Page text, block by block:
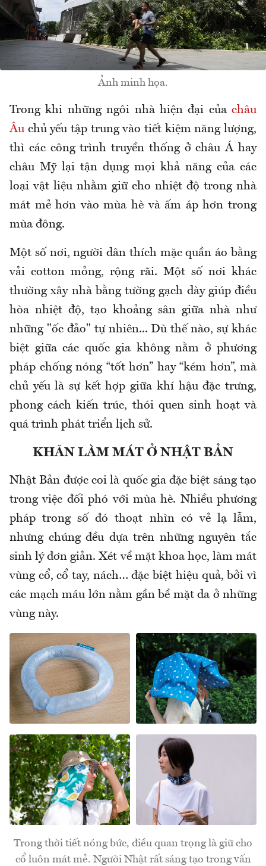
Ảnh minh họa.
Trong khi những ngôi nhà hiện đại của châu
Âu chủ yếu tập trung vào tiết kiệm năng lượng,
thì các công trình truyền thống ở châu Á hay
châu Mỹ lại tận dụng mọi khả năng của các
loại vật liệu nhằm giữ cho nhiệt độ trong nhà
mát mẻ hơn vào mùa hè và ấm áp hơn trong
mùa đông.
Một số nơi, người dân thích mặc quần áo bằng
vải cotton mỏng, rộng rãi. Một số nơi khác
thường xây nhà bằng tường gạch dày giúp điều
hòa nhiệt độ, tạo khoảng sân giữa nhà như
những "ốc đảo" tự nhiên... Dù thế nào, sự khác
biệt giữa các quốc gia không nằm ở phương
pháp chống nóng “tốt hơn” hay “kém hơn”, mà
chủ yếu là sự kết hợp giữa khí hậu đặc trưng,
phong cách kiến ​​trúc, thói quen sinh hoạt và
quá trình phát triển lịch sử.
KHĂN LÀM MÁT Ở NHẬT BẢN
Nhật Bản được coi là quốc gia đặc biệt sáng tạo
trong việc đối phó với mùa hè. Nhiều phương
pháp trong số đó thoạt nhìn có vẻ lạ lẫm,
nhưng chúng đều dựa trên những nguyên tắc
sinh lý đơn giản. Xét về mặt khoa học, làm mát
vùng cổ, cổ tay, nách… đặc biệt hiệu quả, bởi vì
các mạch máu lớn nằm gần bề mặt da ở những
vùng này.
Trong thời tiết nóng bức, điều quan trọng là giữ cho
cổ luôn mát mẻ. Người Nhật rất sáng tạo trong vấn